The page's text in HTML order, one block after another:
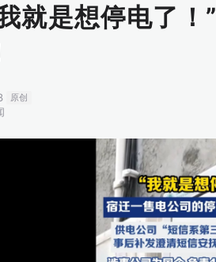
就是想停电了
原创